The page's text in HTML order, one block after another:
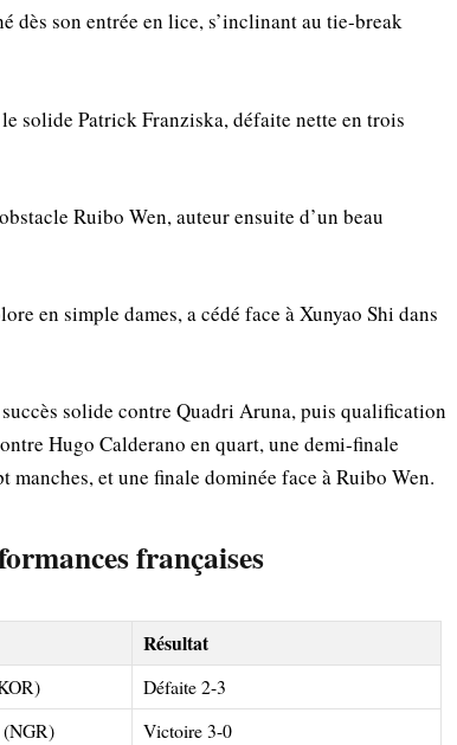
dès son entrée en lice, s’inclinant au tie-break
solide Patrick Franziska, défaite nette en trois
Ruibo Wen, auteur ensuite d’un beau
en simple dames, a cédé face à Xunyao Shi dans
solide contre Quadri Aruna, puis qualification
Hugo Calderano en quart, une demi-finale
manches, et une finale dominée face à Ruibo Wen.
françaises
Résultat
Défaite 2-3
Victoire 3-0